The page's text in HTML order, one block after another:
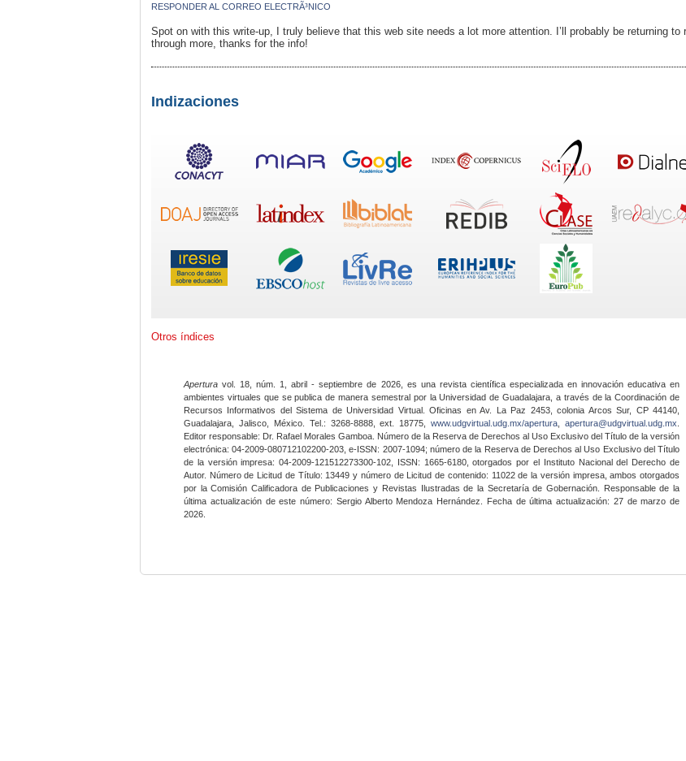
RESPONDER AL CORREO ELECTRÃ³NICO
Spot on with this write-up, I truly believe that this web site needs a lot more attention. I’ll probably be returning to
through more, thanks for the info!
Indizaciones
Otros índices
Apertura vol. 18, núm. 1, abril - septiembre de 2026, es una revista científica especializada en innovación educativa en
ambientes virtuales que se publica de manera semestral por la Universidad de Guadalajara, a través de la Coordinación de
Recursos Informativos del Sistema de Universidad Virtual. Oficinas en Av. La Paz 2453, colonia Arcos Sur, CP 44140,
Guadalajara, Jalisco, México. Tel.: 3268-8888, ext. 18775,www.udgvirtual.udg.mx/apertura apertura@udgvirtual.udg.mx
Editor responsable: Dr. Rafael Morales Gamboa. Número de la Reserva de Derechos al Uso Exclusivo del Título de la versión
electrónica: 04-2009-080712102200-203, e-ISSN: 2007-1094; número de la Reserva de Derechos al Uso Exclusivo del Título
de la versión impresa: 04-2009-121512273300-102, ISSN: 1665-6180, otorgados por el Instituto Nacional del Derecho de
Autor. Número de Licitud de Título: 13449 y número de Licitud de contenido: 11022 de la versión impresa, ambos otorgados
por la Comisión Calificadora de Publicaciones y Revistas Ilustradas de la Secretaría de Gobernación. Responsable de la
última actualización de este número: Sergio Alberto Mendoza Hernández. Fecha de última actualización: 27 de marzo de
2026.